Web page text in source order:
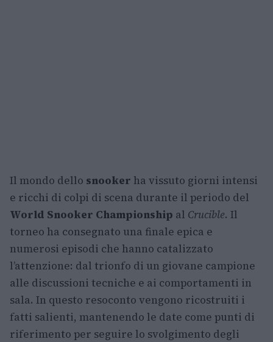
Il mondo dello snooker ha vissuto giorni intensi
e ricchi di colpi di scena durante il periodo del
World Snooker Championship al Crucible. Il
torneo ha consegnato una finale epica e
numerosi episodi che hanno catalizzato
l’attenzione: dal trionfo di un giovane campione
alle discussioni tecniche e ai comportamenti in
sala. In questo resoconto vengono ricostruiti i
fatti salienti, mantenendo le date come punti di
riferimento per seguire lo svolgimento degli